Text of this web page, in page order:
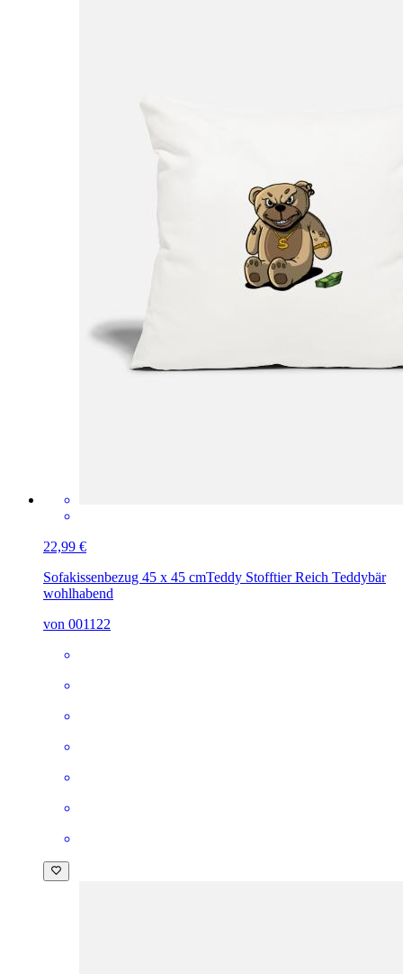
22,99 €
Sofakissenbezug 45 x 45 cmTeddy Stofftier Reich Teddybär
wohlhabend
von 001122